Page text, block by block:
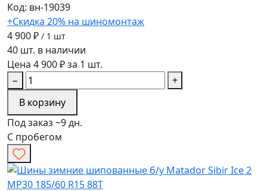
Код: вн-19039
+Скидка 20% на шиномонтаж
4 900 ₽ / 1 шт
40 шт. в наличии
Цена 4 900 ₽ за 1 шт.
−
+
В корзину
Под заказ ~9 дн.
С пробегом